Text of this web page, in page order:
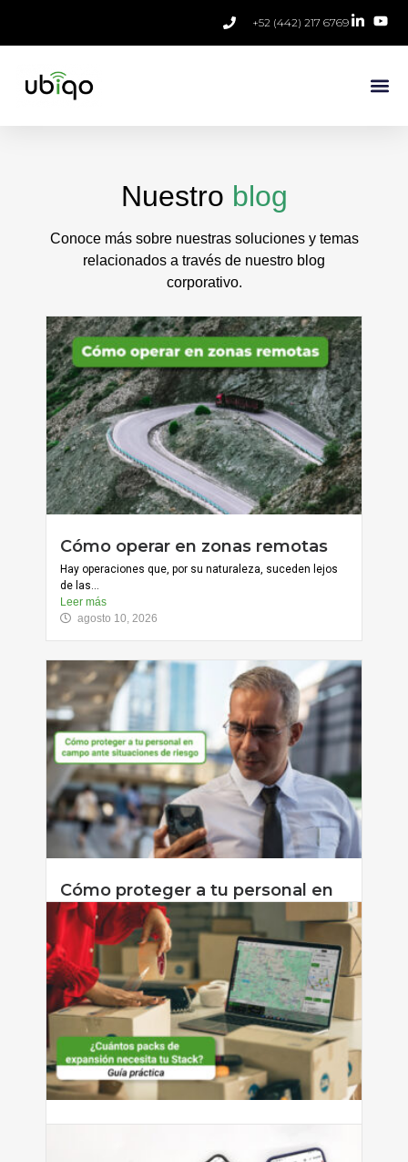
+52 (442) 217 6769
Nuestro blog
Conoce más sobre nuestras soluciones y temas
relacionados a través de nuestro blog
corporativo.
Cómo operar en zonas remotas
Hay operaciones que, por su naturaleza, suceden lejos
de las...
Leer más
agosto 10, 2026
Cómo proteger a tu personal en
campo ante situaciones de
riesgo
El trabajo en campo tiene muchas ventajas: autonomía,
variedad de...
Leer más
agosto 3, 2026
¿Cuántos packs de expansión
necesita tu Stack?